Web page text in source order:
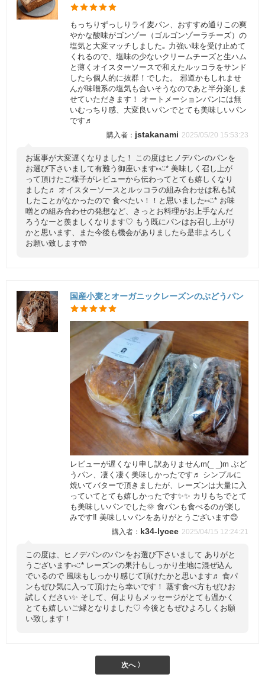
もっちりずっしりライ麦パン、おすすめ通りこの爽
やかな酸味がゴンゾー（ゴルゴンゾーラチーズ）の
塩気と大変マッチしました｡ 力強い味を受け止めて
くれるので、塩味の少ないクリームチーズと生ハム
と薄くオイスターソースで和えたルッコラをサンド
したら個人的に抜群！でした。 邪道かもしれませ
んが味噌系の塩気も合いそうなのであと半分楽しま
せていただきます！ オートメーションパンには無
いむっちり感、大変良いパンでとても美味しいパン
です♬
jstakanami 2025/05/20 15:53:23
お返事が大変遅くなりました！ この度はヒノデパンのパンを
お選び下さいまして有難う御座います⑅◡̈* 美味しく召し上が
って頂けたご様子がレビューから伝わってとても嬉しくなり
ました♬ オイスターソースとルッコラの組み合わせは私も試
したことがなかったので 食べたい！！と思いました⑅◡̈* お味
噌との組み合わせの発想など、きっとお料理がお上手なんだ
ろうなーと羨ましくなります♡ もう既にパンはお召し上がり
かと思います、また今後も機会がありましたら是非よろしく
お願い致します🤲
国産小麦とオーガニックレーズンのぶどうパン
レビューが遅くなり申し訳ありませんm(_ _)m ぶど
うパン、凄く凄く美味しかったです♬ シンプルに
焼いてバターで頂きましたが、レーズンは大量に入
っていてとても嬉しかったです✨✨ カリもちでとて
も美味しいパンでした🌞 食パンも食べるのが楽し
みです‼️ 美味しいパンをありがとうございます😊
k34-lycee 2025/04/15 12:24:21
この度は、ヒノデパンのパンをお選び下さいまして ありがと
うございます⑅◡̈* レーズンの果汁もしっかり生地に混ぜ込ん
でいるので 風味もしっかり感じて頂けたかと思います♬ 食パ
ンもぜひ気に入って頂けたら幸いです！ 蒸す食べ方もぜひお
試しください✨ そして、何よりもメッセージがとても温かく
とても嬉しいご縁となりました♡ 今後ともぜひよろしくお願
い致します！
次へ 〉